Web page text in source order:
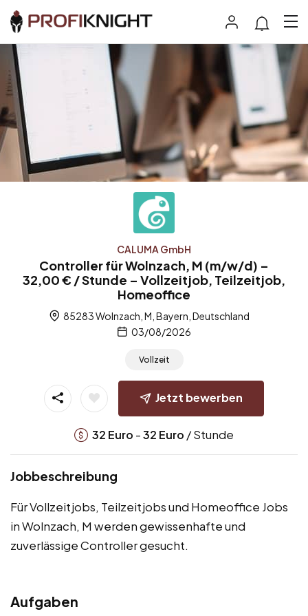
CALUMA GmbH
Controller für Wolnzach, M (m/w/d) –
32,00 € / Stunde – Vollzeitjob, Teilzeitjob,
Homeoffice
85283 Wolnzach, M, Bayern, Deutschland
03/08/2026
Vollzeit
Jetzt bewerben
32 Euro -32 Euro / Stunde
Jobbeschreibung
Für Vollzeitjobs, Teilzeitjobs und Homeoffice Jobs
in Wolnzach, M werden gewissenhafte und
zuverlässige Controller gesucht.
Aufgaben